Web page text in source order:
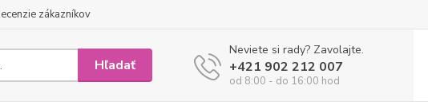
zákazníkov
Hľadať
Neviete si rady? Zavolajte.
+421 902 212 007
od 8:00 - do 16:00 hod